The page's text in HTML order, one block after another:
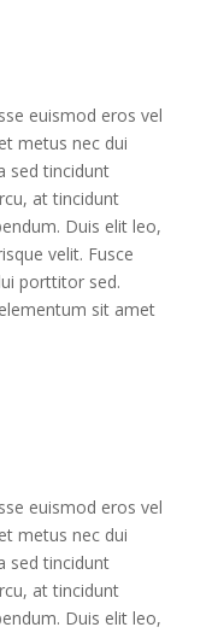
euismod eros vel
metus nec dui
sed tincidunt
at tincidunt
Duis elit leo,
velit. Fusce
porttitor sed.
sit amet
euismod eros vel
metus nec dui
sed tincidunt
at tincidunt
Duis elit leo,